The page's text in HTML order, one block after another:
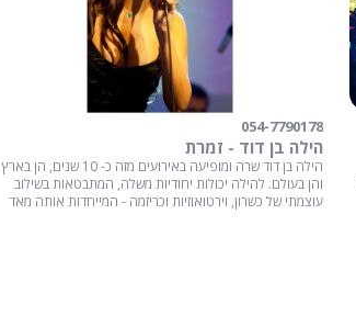
054-7790178
הילה בן דוד - זמרת
הילה בן דוד שרה ומופיעה באירועים מזה כ- 10 שנים, הן בארץ
והן בעולם. להילה יכולות יחודיות משלה, המתבטאות בשילוב
עוצמתי של כשרון, וירטואוזיות וכריזמה - המייחדות אותה מאד